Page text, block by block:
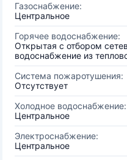
Газоснабжение:
Центральное
Горячее водоснабжение:
Открытая с отбором
водоснабжение из
Система пожаротушения:
Отсутствует
Холодное водоснабжение:
Центральное
Электроснабжение:
Центральное